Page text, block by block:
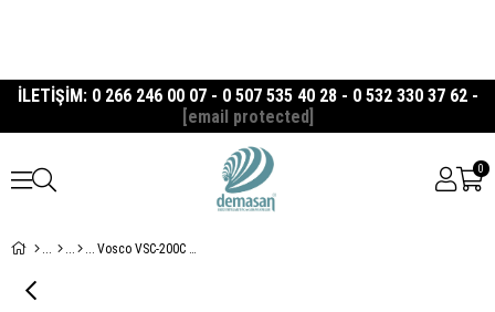
İLETİŞİM: 0 266 246 00 07 - 0 507 535 40 28 - 0 532 330 37 62 -
[email protected]
0
Vosco VSC-200C Küp Buz Makinesi